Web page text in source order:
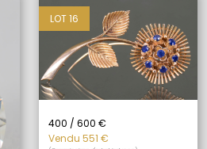
LOT 16
400 / 600 €
Vendu 551 €